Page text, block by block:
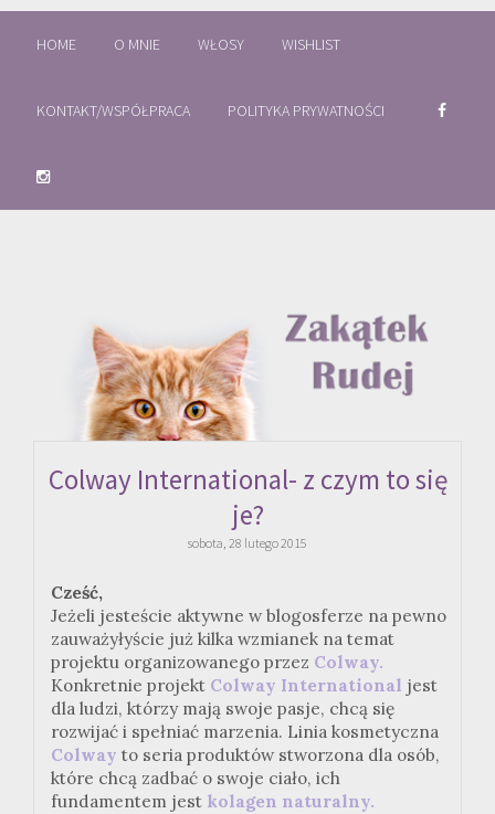
HOME O MNIE WŁOSY WISHLIST
KONTAKT/WSPÓŁPRACA POLITYKA PRYWATNOŚCI
Colway International- z czym to się
je?
sobota, 28 lutego 2015
Cześć,
Jeżeli jesteście aktywne w blogosferze na pewno
zauważyłyście już kilka wzmianek na temat
projektu organizowanego przez Colway.
Konkretnie projekt Colway International jest
dla ludzi, którzy mają swoje pasje, chcą się
rozwijać i spełniać marzenia. Linia kosmetyczna
Colway to seria produktów stworzona dla osób,
które chcą zadbać o swoje ciało, ich
fundamentem jest kolagen naturalny.